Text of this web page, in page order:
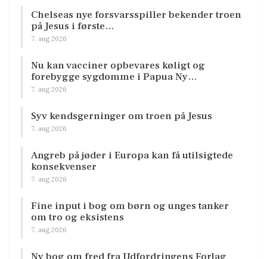
Chelseas nye forsvarsspiller bekender troen
på Jesus i første…
7. aug 2026
Nu kan vacciner opbevares køligt og
forebygge sygdomme i Papua Ny…
7. aug 2026
Syv kendsgerninger om troen på Jesus
7. aug 2026
Angreb på jøder i Europa kan få utilsigtede
konsekvenser
7. aug 2026
Fine input i bog om børn og unges tanker
om tro og eksistens
7. aug 2026
Ny bog om fred fra Udfordringens Forlag